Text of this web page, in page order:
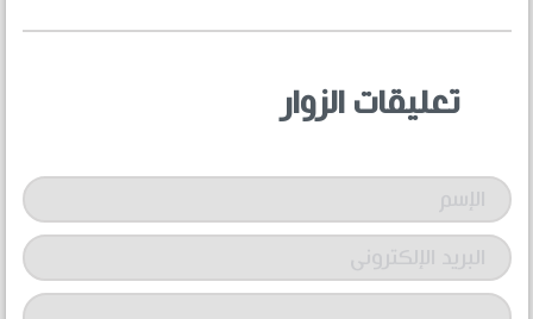
تعليقات الزوار